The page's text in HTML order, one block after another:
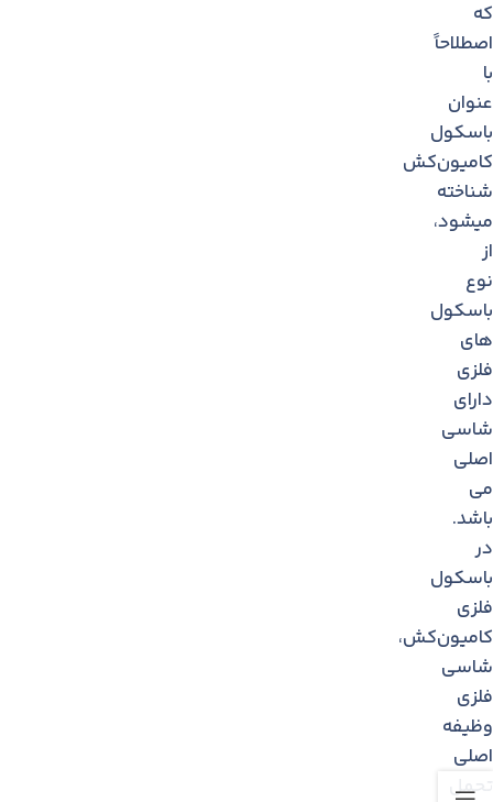
که
اصطلاحاً
با
عنوان
باسکول
کامیون‌کش
شناخته
میشود،
از
نوع
باسكول
های
فلزی
دارای
شاسی
اصلی
می
باشد.
در
باسكول
فلزی
کامیون‌کش،
شاسی
فلزی
وظیفه
اصلی
تحمل